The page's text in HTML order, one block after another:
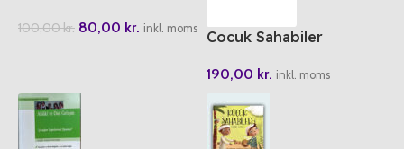
100,00kr. 80,00 kr. inkl. moms Cocuk Sahabiler
190,00 kr. inkl. moms